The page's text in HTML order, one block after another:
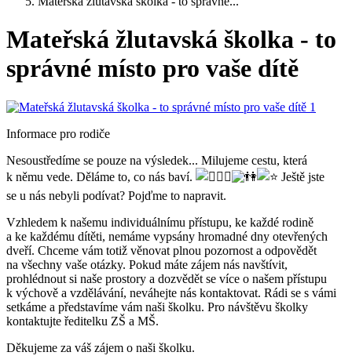
Mateřská žlutavská školka - to
správné místo pro vaše dítě
Informace pro rodiče
Nesoustředíme se pouze na výsledek... Milujeme cestu, která
k němu vede. Děláme to, co nás baví.
Ještě jste
se u nás nebyli podívat? Pojďme to napravit.
Vzhledem k našemu individuálnímu přístupu, ke každé rodině
a ke každému dítěti, nemáme vypsány hromadné dny otevřených
dveří. Chceme vám totiž věnovat plnou pozornost a odpovědět
na všechny vaše otázky. Pokud máte zájem nás navštívit,
prohlédnout si naše prostory a dozvědět se více o našem přístupu
k výchově a vzdělávání, neváhejte nás kontaktovat. Rádi se s vámi
setkáme a představíme vám naši školku. Pro návštěvu školky
kontaktujte ředitelku ZŠ a MŠ.
Děkujeme za váš zájem o naši školku.